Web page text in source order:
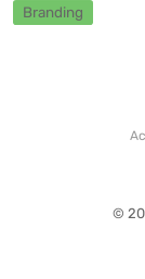
Branding
©